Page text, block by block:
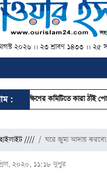
২০২৬ ।। ২৩ শ্রাবণ ১৪৩৩ ।।
: কমিটিতে কারা ঠাঁই পেলেন,
//// ঘরে জুমা আদায়
২০২০, ১১:১৮ দুপুর